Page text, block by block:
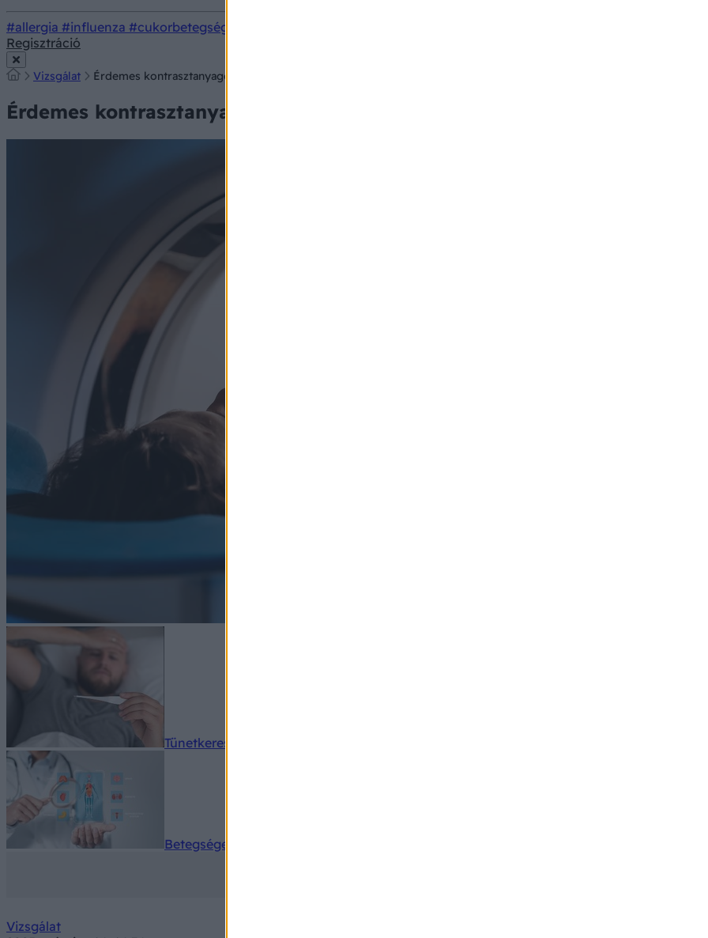
#allergia #influenza #cukorbetegség
Regisztráció
Vizsgálat Érdemes kontrasztanyagos CT-re menni vagy elég a sima? Az orvos válaszol
Érdemes kontrasztanyagos CT-re menni vagy elég a sima? Az orvos
Tünetkereső
Betegségek A-Z
Vizsgálat